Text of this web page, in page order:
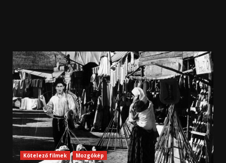
Kötelező filmek Mozgókép